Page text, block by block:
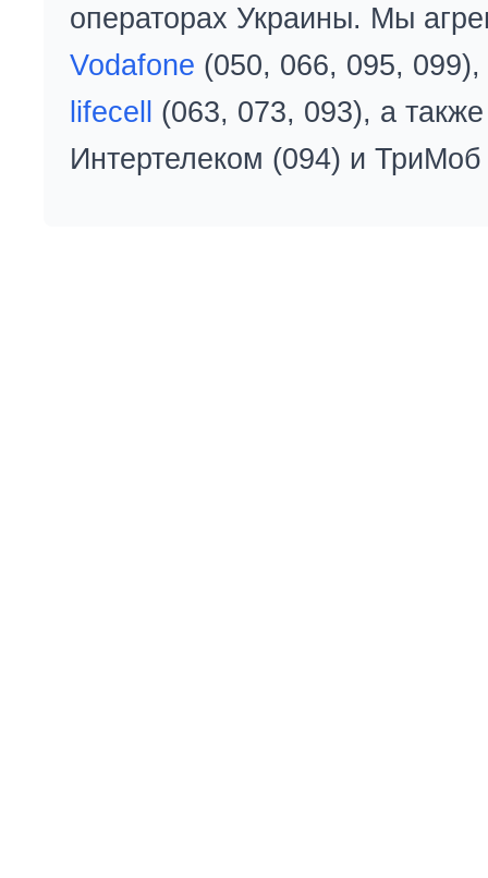
операторах Украины. Мы
Vodafone (050, 066, 095, 099),
lifecell
(063, 073, 093), а
Интертелеком (094) и ТриМоб